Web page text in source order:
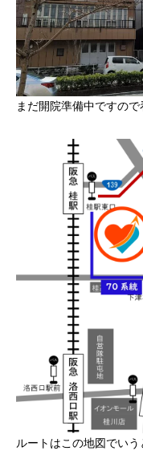
まだ開院準備中ですので
ルートはこの地図でい